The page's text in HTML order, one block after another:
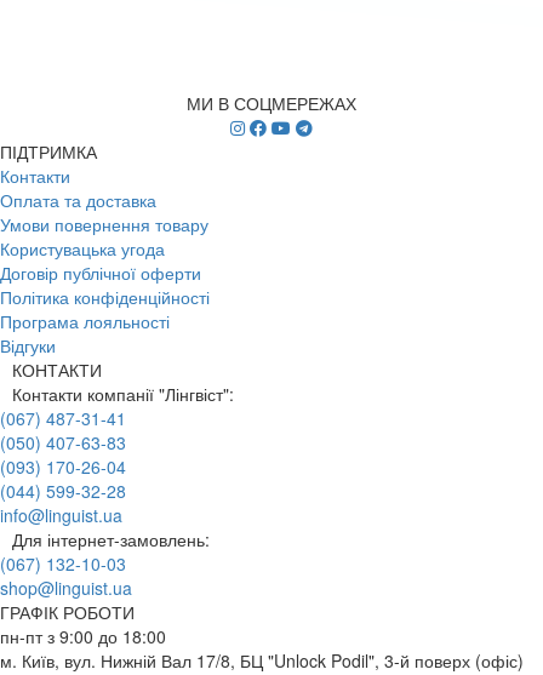
МИ В СОЦМЕРЕЖАХ
ПІДТРИМКА
Контакти
Оплата та доставка
Умови повернення товару
Користувацька угода
Договір публічної оферти
Політика конфіденційності
Програма лояльності
Відгуки
КОНТАКТИ
Контакти компанії "Лінгвіст":
(067) 487-31-41
(050) 407-63-83
(093) 170-26-04
(044) 599-32-28
info@linguist.ua
Для інтернет-замовлень:
(067) 132-10-03
shop@linguist.ua
ГРАФІК РОБОТИ
пн-пт з 9:00 до 18:00
м. Київ, вул. Нижній Вал 17/8, БЦ "Unlock Podil", 3-й поверх (офіс)